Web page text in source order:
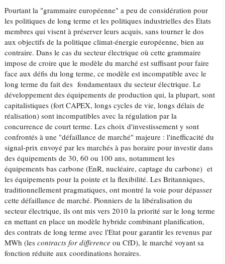
Pourtant la "grammaire européenne" a peu de considération pour
les politiques de long terme et les politiques industrielles des Etats
membres qui visent à préserver leurs acquis, sans tourner le dos
aux objectifs de la politique climat-énergie européenne, bien au
contraire. Dans le cas du secteur électrique où cette grammaire
impose de croire que le modèle du marché est suffisant pour faire
face aux défis du long terme, ce modèle est incompatible avec le
long terme du fait des fondamentaux du secteur électrique. Le
développement des équipements de production qui, la plupart, sont
capitalistiques (fort CAPEX, longs cycles de vie, longs délais de
réalisation) sont incompatibles avec la régulation par la
concurrence de court terme. Les choix d'investissement y sont
confrontés à une "défaillance de marché" majeure : l'inefficacité du
signal-prix envoyé par les marchés à pas horaire pour investir dans
des équipements de 30, 60 ou 100 ans, notamment les
équipements bas carbone (EnR, nucléaire, captage du carbone) et
les équipements pour la pointe et la flexibilité. Les Britanniques,
traditionnellement pragmatiques, ont montré la voie pour dépasser
cette défaillance de marché. Pionniers de la libéralisation du
secteur électrique, ils ont mis vers 2010 la priorité sur le long terme
en mettant en place un modèle hybride combinant planification,
des contrats de long terme avec l'Etat pour garantir les revenus par
MWh (lescontracts for difference ou CfD), le marché voyant sa
fonction réduite aux coordinations horaires.